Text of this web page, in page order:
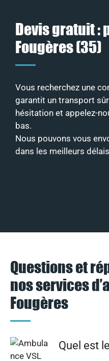
Devis gratuit :
Fougères (35)
Vous recherchez une
garantit un transport
hésitation et appelez-
bas.
Nous pouvons vous
dans les meilleurs
Questions et
nos services
Fougères
Quel est